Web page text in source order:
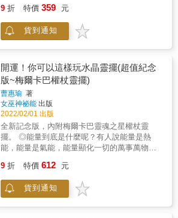
桃花、事業、健康大大加分！ & 8大居家設
分析前朱雀、後玄武、上天羅、下地網、左青
龍、右白虎，讓你從中掌握傢俱風水，為自己
打造風水好宅，坐在家就能吸收好的能量與氣
你的生活狀況！ & 本書特色 & 1、 跳脫過去使
用羅盤看東南西北的傳統迷思，利用上下左右
前後的概念統整傢俱風水。 2、 簡化艱澀難懂
的風水，讓讀者能夠更輕鬆的看懂、讀懂，同
時也讓風水年輕化。 3、 風水不侷限在有錢
人，提供小資族也可以擁有風水好宅的獨家祕
法。
俱種類百百款，你知道什麼樣的款式才能為居
家風水加分嗎？ & 想從傢具提升運勢，你要知
道&hellip;&hellip; 大門打開直接看見臥室房
戶，這代表會有異地的爛桃花！ 書桌後面如果
有走道、有床，會讓小孩讀書時心神不寧！ 座
位的右後方如果有L 型轉角，就可以藏風納
氣！ & 風水大師詹惟中，用最清楚的文字，呈
現專業的傢俱風水，讓你透過家具，為自己的
財運、桃花、事業、健康大大加分！ & 8大居
家設備，門、窗、床、桌、櫃、椅、馬桶、爐
灶，分析前朱雀、後玄武、上天羅、下地網、
左青龍、右白虎，讓你從中掌握傢俱風水，為
自己打造風水好宅，坐在家就能吸收好的能量
改善你的生活狀況！ & 本書特色 & 1、跳脫過
去使用羅盤看東南西北的傳統迷思，利用上下
左右前後的概念統整傢俱風水。 2、簡化艱澀
9 折 特價 359 元
貨到通知
開運！你可以這樣玩水晶靈擺(超值紀念
版~梅爾卡巴權杖靈擺)
曹惠瑜 著
女巫神祕能 出版
2022/02/01 出版
全新記念版，內附梅爾卡巴靈魂之星權杖靈
擺。 ◎能量到底是什麼呢？有人說能量是熱
能，能量是氣能，能量顯化一切的萬事萬物。
然來，卻每天影響著我們。 作者用簡單易懂的
方式，教會大家能量是什麼，如何測試。這是
一本簡單易懂的靈擺書，深入淺出引導讀者如
9 折 特價 612 元
貨到通知